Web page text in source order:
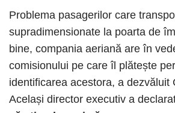
Problema pasagerilor care
supradimensionate la poarta de
bine, compania aeriană are în
comisionului pe care îl plătește
identificarea acestora, a dezvăluit
Același director executiv a